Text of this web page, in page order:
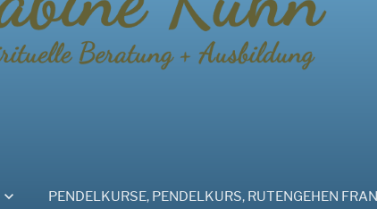
PENDELKURSE, PENDELKURS, RUTENGEHEN